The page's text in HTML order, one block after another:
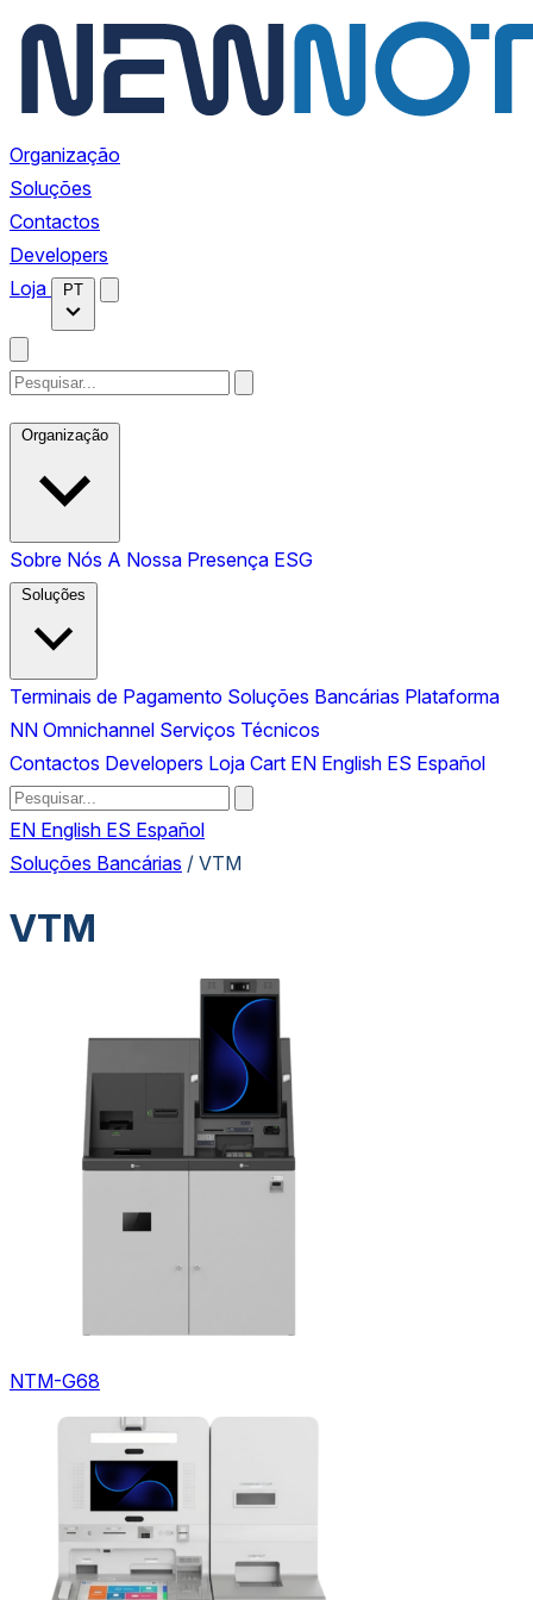
Organização
Soluções
Contactos
Developers
Loja
PT
Organização
Sobre Nós A Nossa Presença ESG
Soluções
Terminais de Pagamento Soluções Bancárias Plataforma
NN Omnichannel Serviços Técnicos
Contactos Developers Loja Cart EN English ES Español
EN English ES Español
Soluções Bancárias / VTM
VTM
NTM-G68